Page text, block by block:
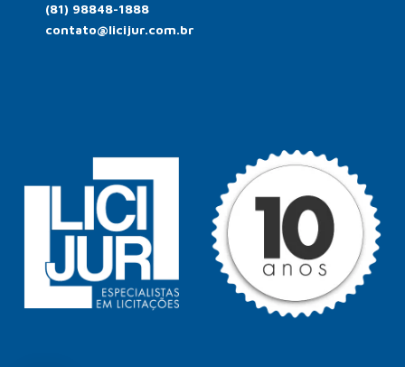
(81) 98848-1888
contato@licijur.com.br